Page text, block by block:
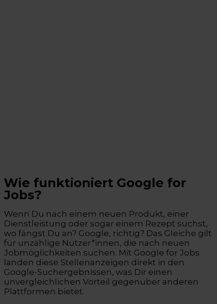
Wie funktioniert Google for
Jobs?
Wenn Du nach einem neuen Produkt, einer
Dienstleistung oder sogar einem Rezept suchst,
wo fängst Du an? Google, richtig? Das Gleiche gilt
für unzählige Nutzer*innen, die nach neuen
Jobmöglichkeiten suchen. Mit Google for Jobs
landen diese Stellenanzeigen direkt in den
Google-Suchergebnissen, was Dir einen
unvergleichlichen Vorteil gegenüber anderen
Plattformen bietet.